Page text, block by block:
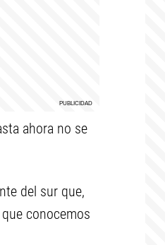
ahora no se
del sur que,
conocemos